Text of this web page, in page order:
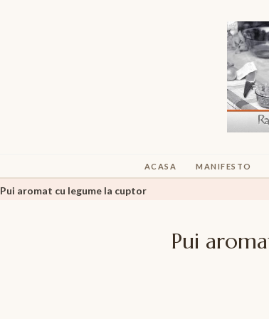
ACASA MANIFESTO
Pui aromat cu legume la cuptor
Pui